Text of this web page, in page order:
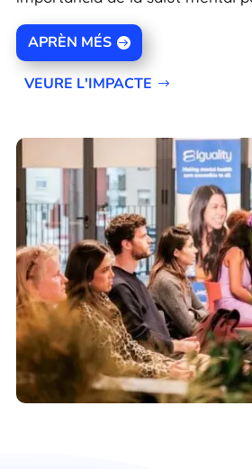
APRÈN MÉS
VEURE L'IMPACTE